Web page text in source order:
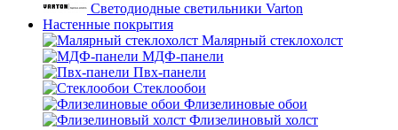
Светодиодные светильники Varton
Настенные покрытия
Малярный стеклохолст
МДФ-панели
Пвх-панели
Стеклообои
Флизелиновые обои
Флизелиновый холст